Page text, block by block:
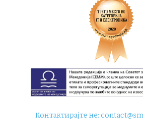
Контактирајте не: